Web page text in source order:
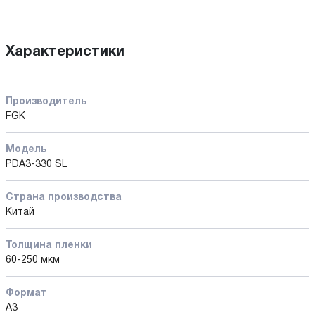
Характеристики
Производитель
FGK
Модель
PDA3-330 SL
Страна производства
Китай
Толщина пленки
60-250 мкм
Формат
A3